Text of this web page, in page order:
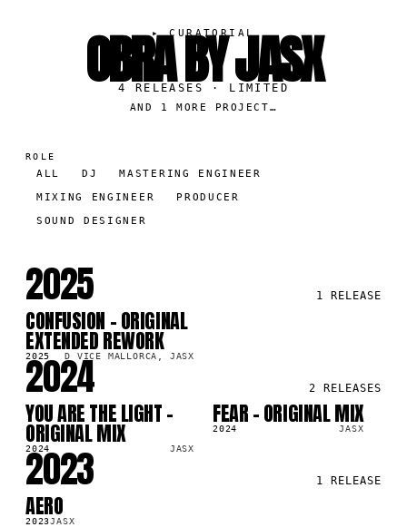
▸CURATORIAL
OBRA BY JASX
4 RELEASES · LIMITED
AND 1 MORE PROJECT…
ROLE
ALL DJ MASTERING ENGINEER
MIXING ENGINEER PRODUCER
SOUND DESIGNER
2025 1 RELEASE
SG
CONFUSION - ORIGINAL
EXTENDED REWORK
2025 D VICE MALLORCA, JASX
2024 2 RELEASES
YOU ARE THE LIGHT -
ORIGINAL MIX
2024 JASX
SG
FEAR - ORIGINAL MIX
2024 JASX
2023 1 RELEASE
SG
AERO
2023JASX